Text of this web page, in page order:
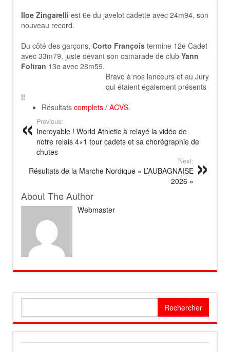
Iloe Zingarelli est 6e du javelot cadette avec 24m94, son
nouveau record.
Du côté des garçons, Corto François termine 12e Cadet
avec 33m79, juste devant son camarade de club Yann
Foltran 13e avec 28m59.
Bravo à nos lanceurs et au Jury
qui étaient également présents
!!
Résultats complets / ACVS.
Previous:
Incroyable ! World Athletic à relayé la vidéo de
notre relais 4×1 tour cadets et sa chorégraphie de
chutes
Next:
Résultats de la Marche Nordique « L’AUBAGNAISE
2026 »
About The Author
Webmaster